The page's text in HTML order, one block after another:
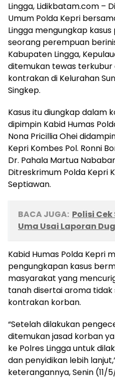
Lingga, Lidikbatam.com –
Umum Polda Kepri
Lingga mengungkap
seorang perempuan
Kabupaten Lingga,
ditemukan tewas
kontrakan di Kelurahan
Singkep.
Kasus itu diungkap dalam
dipimpin Kabid Humas
Nona Pricillia Ohei
Kepri Kombes Pol. Ronni
Dr. Pahala Martua
Ditreskrimum Polda Kepri
Septiawan.
BACA JUGA: Polisi
Uma Usai Laporan
Kabid Humas Polda Kepri
pengungkapan kasus
masyarakat yang
tanah disertai aroma
kontrakan korban.
“Setelah dilakukan
ditemukan jasad korban
ke Polres Lingga untuk
dan penyidikan lebih
keterangannya, Senin (11/